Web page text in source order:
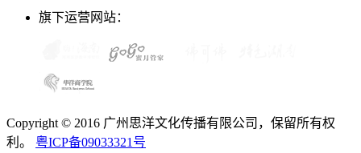
旗下运营网站：
Copyright © 2016 广州思洋文化传播有限公司，保留所有权
利。 粤ICP备09033321号